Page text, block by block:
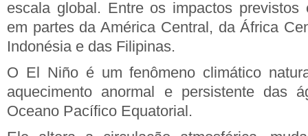
escala global. Entre os impactos previstos
em partes da América Central, da África
Indonésia e das Filipinas.
O El Niño é um fenômeno climático
aquecimento anormal e persistente das
Oceano Pacífico Equatorial.